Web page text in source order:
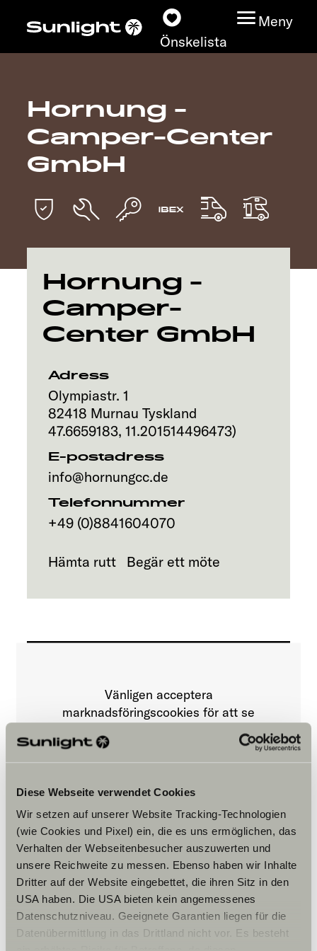
Diese Webseite verwendet Cookies
Wir setzen auf unserer Website Tracking-Technologien
(wie Cookies und Pixel) ein, die es uns ermöglichen, das
Verhalten der Webseitenbesucher auszuwerten und
unsere Reichweite zu messen. Ebenso haben wir Inhalte
Dritter auf der Website eingebettet, die ihren Sitz in den
USA haben. Die USA bieten kein angemessenes
Datenschutzniveau. Geeignete Garantien liegen für die
Datenübermittlung in das Drittland nicht vor. Es besteht
Önskelista
Meny
Modeller
Konfigurator
Find din Sunlight
Upptäck
Service
Hornung -
Camper-Center
GmbH
Hornung -
Camper-
Center GmbH
Adress
Olympiastr. 1
82418 Murnau Tyskland
47.6659183, 11.201514496473)
E-postadress
info@hornungcc.de
Telefonnummer
+49 (0)8841604070
Hämta rutt Begär ett möte
Öppettider
FAHRZEUGVERKAUF
Vänligen acceptera
marknadsföringscookies för att se